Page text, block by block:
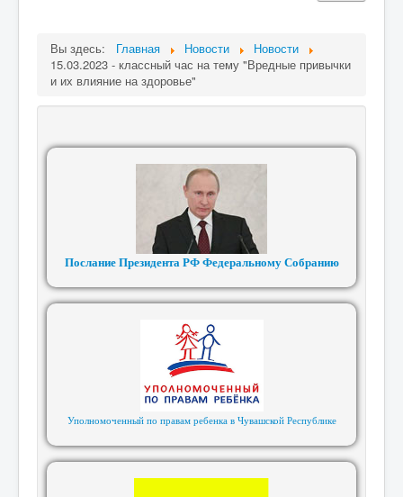
Вы здесь: Главная Новости
Новости
15.03.2023 - классный час на тему "Вредные привычки
и их влияние на здоровье"
Послание Президента РФ Федеральному Собранию
Уполномоченный по правам ребенка в Чувашской Республике